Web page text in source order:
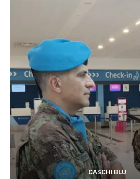
CASCHI BLU